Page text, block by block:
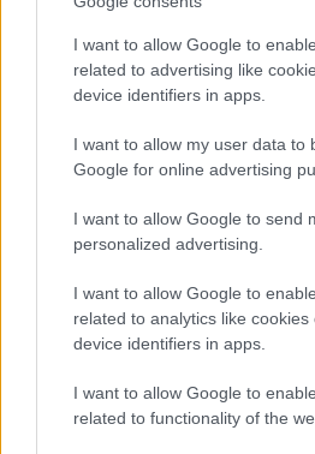
I want to allow Google to
related to advertising like
device identifiers in apps.
I want to allow my user data to
Google for online advertising
I want to allow Google to send
personalized advertising.
I want to allow Google to
related to analytics like cookies
device identifiers in apps.
I want to allow Google to
related to functionality of the
Chi si muove spesso cerca
l’attenzione verso il noleggio
Sportmagazine: notizie,
calcio, basket, tennis, ciclismo,
MotoGP e Olimpiadi. Le ultime news
nazionali e internazionali, gli highlight
interviste ai protagonisti e i risultati
le discipline che fanno emozionare